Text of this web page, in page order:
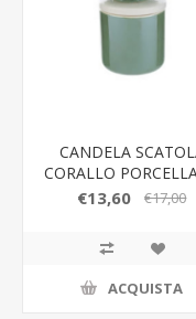
CANDELA
CORALLO
VERDE LE STELLE
€13,60 €17,00
ACQUISTA